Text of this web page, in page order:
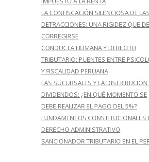
LA CONFISCACIÓN SILENCIOSA DE LAS
DETRACCIONES: UNA RIGIDEZ QUE
CORREGIRSE
CONDUCTA HUMANA Y DERECHO
TRIBUTARIO: PUENTES ENTRE
Y FISCALIDAD PERUANA
LAS SUCURSALES Y LA DISTRIBUCIÓN
DIVIDENDOS: ¿EN QUÉ MOMENTO SE
DEBE REALIZAR EL PAGO DEL 5%?
FUNDAMENTOS CONSTITUCIONALES
DERECHO ADMINISTRATIVO
SANCIONADOR TRIBUTARIO EN EL